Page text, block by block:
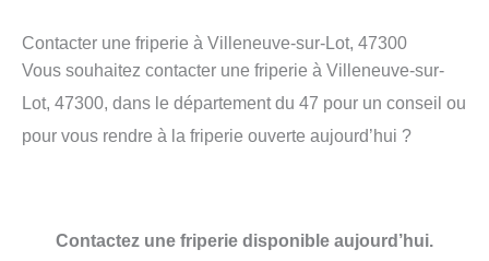
Contacter une friperie à Villeneuve-sur-Lot, 47300
Vous souhaitez contacter une friperie à Villeneuve-sur-
Lot, 47300, dans le département du 47 pour un conseil ou
pour vous rendre à la friperie ouverte aujourd’hui ?
Contactez une friperie disponible aujourd’hui.